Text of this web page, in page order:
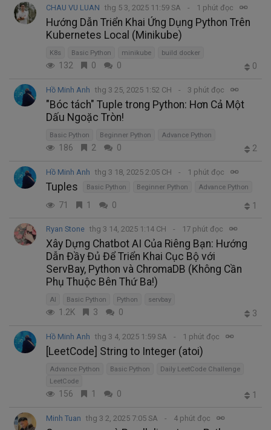
CHAU VU LUAN thg 5 3, 2025 11:59 SA 1 phút đọc
Hướng Dẫn Triển Khai Ứng Dụng Python Trên
Kubernetes Local (Minikube)
K8s Basic Python minikube build docker
132 0 0 0
Hồ Minh Anh thg 3 25, 2025 1:52 CH 3 phút đọc
"Bóc tách" Tuple trong Python: Hơn Cả Một
Dấu Ngoặc Tròn!
Basic Python Beginner Python Advance Python
186 2 0 2
Hồ Minh Anh thg 3 18, 2025 2:05 CH 1 phút đọc
Tuples Basic Python Beginner Python Advance Python
71 1 0 1
Ryan Stone thg 3 14, 2025 1:14 CH 17 phút đọc
Xây Dựng Chatbot AI Của Riêng Bạn: Hướng
Dẫn Đầy Đủ Để Triển Khai Cục Bộ với
ServBay, Python và ChromaDB (Không Cần
Phụ Thuộc Bên Thứ Ba!)
AI Basic Python Python servbay
1.2K 3 0 3
Hồ Minh Anh thg 3 4, 2025 1:59 SA 1 phút đọc
[LeetCode] String to Integer (atoi)
Advance Python Basic Python
Daily LeetCode Challenge
LeetCode
156 1 0 1
Minh Tuan thg 3 2, 2025 7:05 SA 4 phút đọc